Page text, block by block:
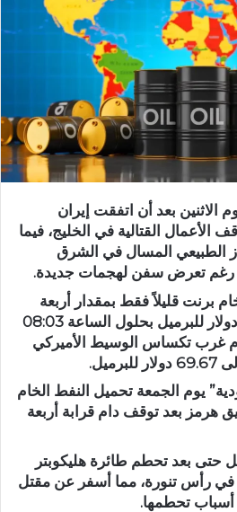
الاثنين بعد أن اتفقت إيران
الأعمال القتالية في الخليج، فيما
الطبيعي المسال في الشرق
رغم تعرض سفن لهجمات جديدة.
برنت قليلاً فقط بمقدار أربعة
سنتات لتصل إلى 72.03 دولار للبرميل بحلول الساعة 08:03
غرب تكساس الوسيط الأميركي
يوم الجمعة تحميل النفط الخام
بعد توقف دام قرابة أربعة
حتى بعد تحطم طائرة هليكوبتر
في رأس تنورة، مما أسفر عن مقتل